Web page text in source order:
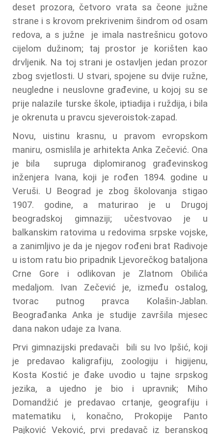
deset prozora, četvoro vrata sa čeone južne
strane i s krovom prekrivenim šindrom od osam
redova, a s južne je imala nastrešnicu gotovo
cijelom dužinom; taj prostor je korišten kao
drvljenik. Na toj strani je ostavljen jedan prozor
zbog svjetlosti. U stvari, spojene su dvije ružne,
neugledne i neuslovne građevine, u kojoj su se
prije nalazile turske škole, iptiadija i ruždija, i bila
je okrenuta u pravcu sjeveroistok-zapad.
Novu, uistinu krasnu, u pravom evropskom
maniru, osmislila je arhitekta Anka Zečević. Ona
je bila supruga diplomiranog građevinskog
inženjera Ivana, koji je rođen 1894. godine u
Veruši. U Beograd je zbog školovanja stigao
1907. godine, a maturirao je u Drugoj
beogradskoj gimnaziji; učestvovao je u
balkanskim ratovima u redovima srpske vojske,
a zanimljivo je da je njegov rođeni brat Radivoje
u istom ratu bio pripadnik Ljevorečkog bataljona
Crne Gore i odlikovan je Zlatnom Obilića
medaljom. Ivan Zečević je, između ostalog,
tvorac putnog pravca Kolašin-Jablan.
Beograđanka Anka je studije završila mjesec
dana nakon udaje za Ivana.
Prvi gimnazijski predavači bili su Ivo Ipšić, koji
je predavao kaligrafiju, zoologiju i higijenu,
Kosta Kostić je đake uvodio u tajne srpskog
jezika, a ujedno je bio i upravnik; Miho
Domandžić je predavao crtanje, geografiju i
matematiku i, konačno, Prokopije Panto
Pajković Veković, prvi predavač iz beranskog